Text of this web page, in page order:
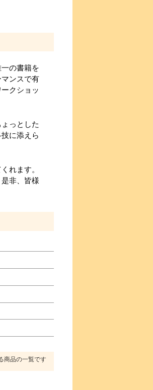
の書籍を
ンスで有
クショッ
っとした
に添えら
れます。
非、皆様
商品の一覧です